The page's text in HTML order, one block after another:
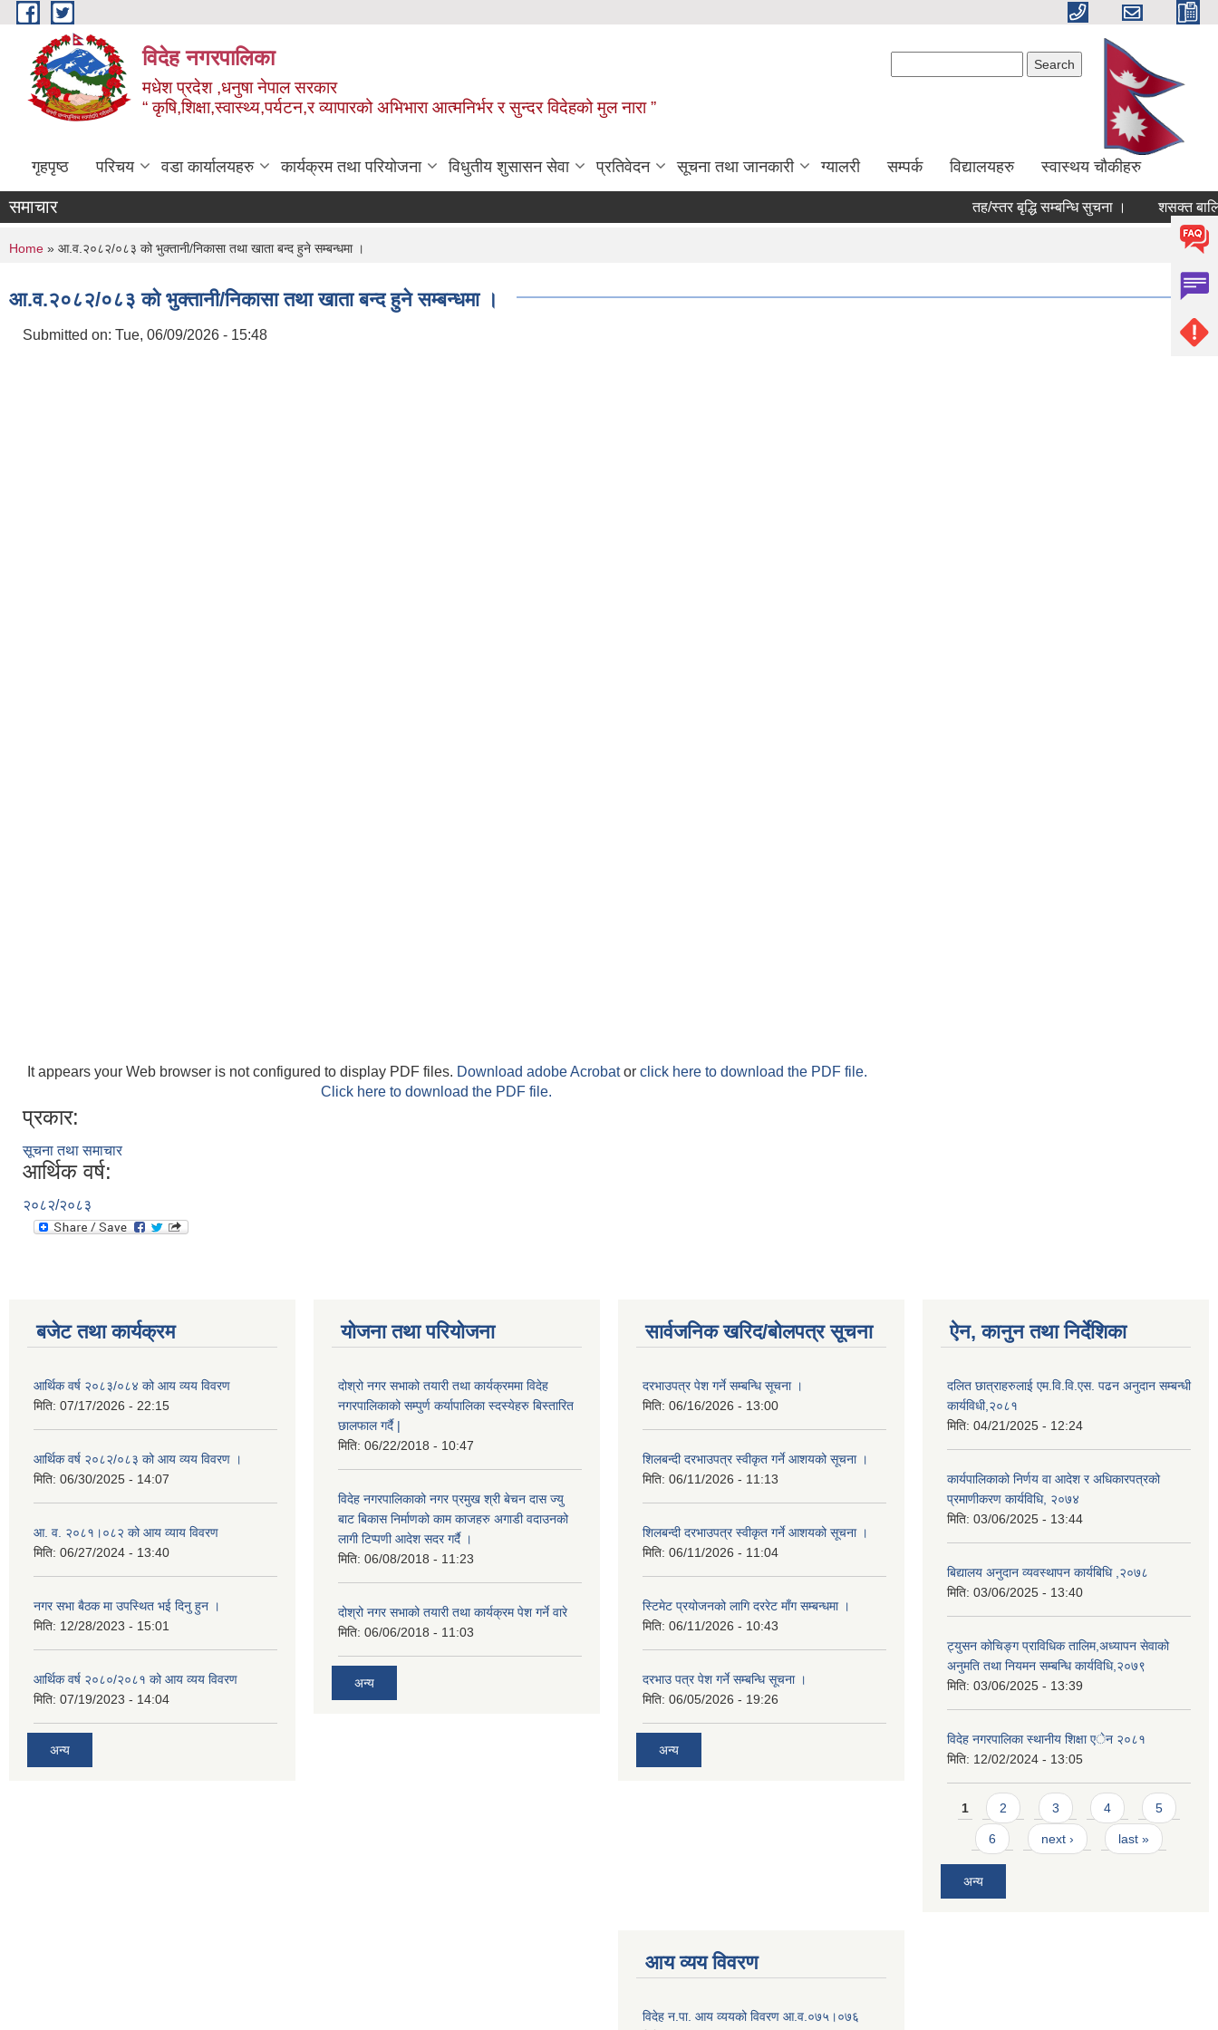
Skip to main content
विदेह नगरपालिका
मधेश प्रदेश ,धनुषा नेपाल सरकार
“ कृषि,शिक्षा,स्वास्थ्य,पर्यटन,र व्यापारको अभिभारा आत्मनिर्भर र सुन्दर विदेहको मुल नारा ”
गृहपृष्ठ परिचय वडा कार्यालयहरु कार्यक्रम तथा परियोजना विधुतीय शुसासन सेवा प्रतिवेदन सूचना तथा जानकारी ग्यालरी सम्पर्क विद्यालयहरु स्वास्थय चौकीहरु
समाचार तह/स्तर बृद्धि सम्बन्धि सुचना । शसक्त
You are here
Home » आ.व.२०८२/०८३ को भुक्तानी/निकासा तथा खाता बन्द हुने सम्बन्धमा ।
आ.व.२०८२/०८३ को भुक्तानी/निकासा तथा खाता बन्द हुने सम्बन्धमा ।
Submitted on: Tue, 06/09/2026 - 15:48
It appears your Web browser is not configured to display PDF files. Download adobe Acrobator click here to download the PDF file.
Click here to download the PDF file.
प्रकार:
सूचना तथा समाचार
आर्थिक वर्ष:
२०८२/२०८३
बजेट तथा कार्यक्रम
आर्थिक वर्ष २०८३/०८४ को आय व्यय विवरण
मिति: 07/17/2026 - 22:15
आर्थिक वर्ष २०८२/०८३ को आय व्यय विवरण ।
मिति: 06/30/2025 - 14:07
आ. व. २०८१।०८२ को आय व्याय विवरण
मिति: 06/27/2024 - 13:40
नगर सभा बैठक मा उपस्थित भई दिनु हुन ।
मिति: 12/28/2023 - 15:01
आर्थिक वर्ष २०८०/२०८१ को आय व्यय विवरण
मिति: 07/19/2023 - 14:04
अन्य
योजना तथा परियोजना
दोश्रो नगर सभाको तयारी तथा कार्यक्रममा विदेह
नगरपालिकाको सम्पुर्ण कर्यापालिका स्दस्येहरु बिस्तारित
छालफाल गर्दै |
मिति: 06/22/2018 - 10:47
विदेह नगरपालिकाको नगर प्रमुख श्री बेचन दास ज्यु
बाट बिकास निर्माणको काम काजहरु अगाडी वदाउनको
लागी टिप्पणी आदेश सदर गर्दै ।
मिति: 06/08/2018 - 11:23
दोश्रो नगर सभाको तयारी तथा कार्यक्रम पेश गर्ने वारे
मिति: 06/06/2018 - 11:03
अन्य
सार्वजनिक खरिद/बोलपत्र सूचना
दरभाउपत्र पेश गर्ने सम्बन्धि सूचना ।
मिति: 06/16/2026 - 13:00
शिलबन्दी दरभाउपत्र स्वीकृत गर्ने आशयको सूचना ।
मिति: 06/11/2026 - 11:13
शिलबन्दी दरभाउपत्र स्वीकृत गर्ने आशयको सूचना ।
मिति: 06/11/2026 - 11:04
स्टिमेट प्रयोजनको लागि दररेट माँग सम्बन्धमा ।
मिति: 06/11/2026 - 10:43
दरभाउ पत्र पेश गर्ने सम्बन्धि सूचना ।
मिति: 06/05/2026 - 19:26
अन्य
ऐन, कानुन तथा निर्देशिका
दलित छात्राहरुलाई एम.वि.वि.एस. पढन अनुदान सम्बन्धी
कार्यविधी,२०८१
मिति: 04/21/2025 - 12:24
कार्यपालिकाको निर्णय वा आदेश र अधिकारपत्रको
प्रमाणीकरण कार्यविधि, २०७४
मिति: 03/06/2025 - 13:44
बिद्यालय अनुदान व्यवस्थापन कार्यबिधि ,२०७८
मिति: 03/06/2025 - 13:40
ट्युसन कोचिङ्ग प्राविधिक तालिम,अध्यापन सेवाको
अनुमति तथा नियमन सम्बन्धि कार्यविधि,२०७९
मिति: 03/06/2025 - 13:39
विदेह नगरपालिका स्थानीय शिक्षा एेन २०८१
मिति: 12/02/2024 - 13:05
Pages
1 2 3 4 5
6 next › last »
अन्य
आय व्यय विवरण
विदेह न.पा. आय व्ययको विवरण आ.व.०७५।०७६